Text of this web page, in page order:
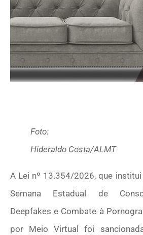
Foto:
Hideraldo Costa/ALMT
A Lei nº 13.354/2026, que
Semana Estadual de
Deepfakes e Combate à
por Meio Virtual foi